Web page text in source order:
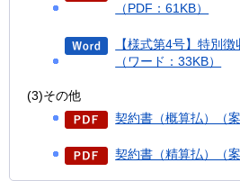
（PDF：61KB）
【様式第4号】特別
（ワード：33KB）
(3)その他
契約書（概算払）（
契約書（精算払）（